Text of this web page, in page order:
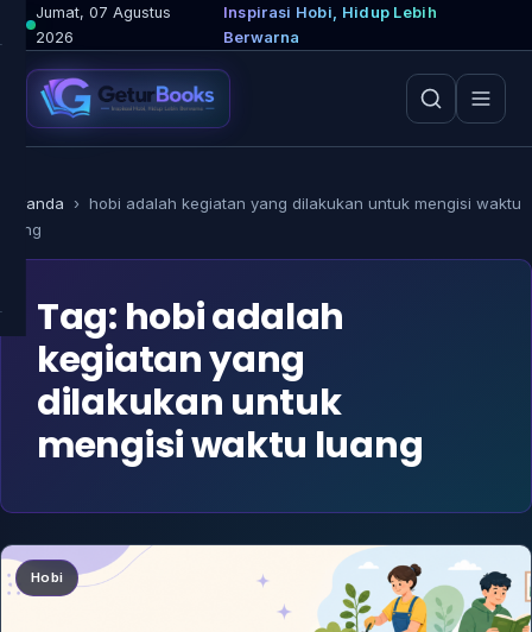
Lewati
ke
konten
Jumat, 07 Agustus
2026
Inspirasi Hobi, Hidup Lebih
Berwarna
Beranda › hobi adalah kegiatan yang dilakukan untuk mengisi waktu
luang
Tag: hobi adalah
kegiatan yang
dilakukan untuk
mengisi waktu luang
Hobi